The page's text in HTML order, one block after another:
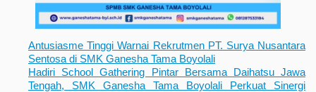
Antusiasme Tinggi Warnai Rekrutmen PT. Surya Nusantara
Sentosa di SMK Ganesha Tama Boyolali
Hadiri School Gathering Pintar Bersama Daihatsu Jawa
Tengah, SMK Ganesha Tama Boyolali Perkuat Sinergi